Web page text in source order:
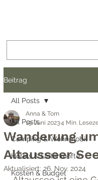
Beitrag
All Posts
Camping & Wohnmobil
Hotels & Unterkünfte
Kosten & Budget
All Posts
Wanderung
Altausseer
Anna & Tom
19. Juni 20234 Min.
Aktualisiert: 26. Nov. 2024